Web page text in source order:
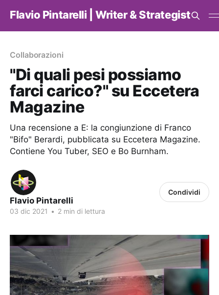
Flavio Pintarelli | Writer & Strategist
Collaborazioni
"Di quali pesi possiamo
farci carico?" su Eccetera
Magazine
Una recensione a E: la congiunzione di Franco
"Bifo" Berardi, pubblicata su Eccetera Magazine.
Contiene You Tuber, SEO e Bo Burnham.
Flavio Pintarelli
03 dic 2021 • 2 min di lettura
Condividi